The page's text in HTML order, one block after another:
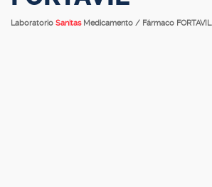
Laboratorio Sanitas Medicamento / Fármaco FORTAVIL